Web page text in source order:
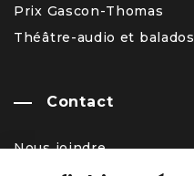
Prix Gascon-Thomas
Théâtre-audio et balados
Contact
Nous joindre